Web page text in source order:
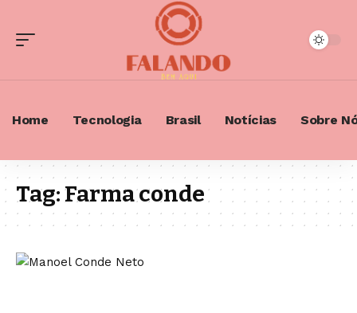
Home Tecnologia Brasil Notícias Sobre
Tag:Farma conde